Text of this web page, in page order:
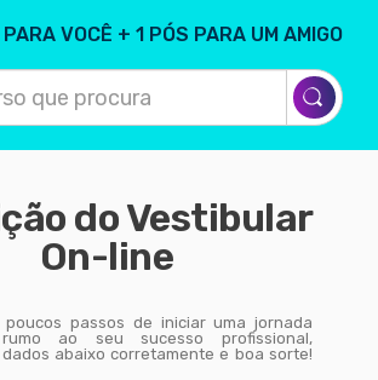
VOCÊ + 1 PÓS PARA UM AMIGO
do Vestibular
On-line
passos de iniciar uma jornada
ao seu sucesso profissional,
abaixo corretamente e boa sorte!